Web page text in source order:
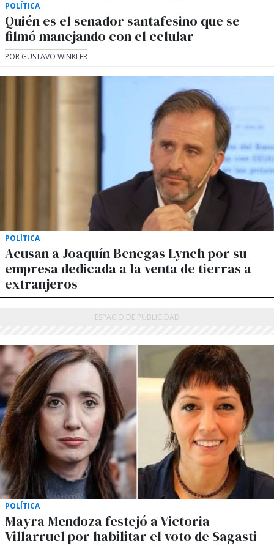
POLÍTICA
Quién es el senador santafesino que se
filmó manejando con el celular
POR GUSTAVO WINKLER
POLÍTICA
Acusan a Joaquín Benegas Lynch por su
empresa dedicada a la venta de tierras a
extranjeros
POLÍTICA
Mayra Mendoza festejó a Victoria
Villarruel por habilitar el voto de Sagasti